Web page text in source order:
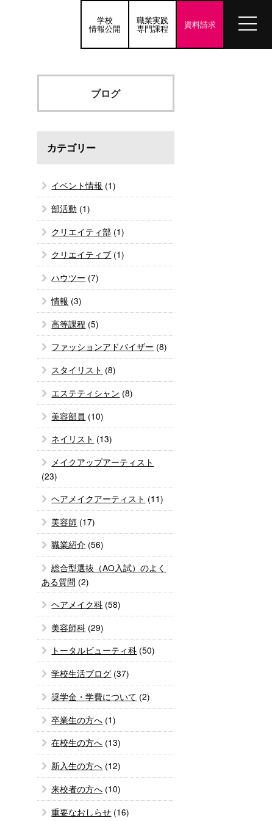
学校
情報公開
職業実践
専門課程 資料請求
ブログ
カテゴリー
イベント情報 (1)
部活動 (1)
クリエイティ部 (1)
クリエイティブ (1)
ハウツー (7)
情報 (3)
高等課程 (5)
ファッションアドバイザー (8)
スタイリスト (8)
エステティシャン (8)
美容部員 (10)
ネイリスト (13)
メイクアップアーティスト
(23)
ヘアメイクアーティスト (11)
美容師 (17)
職業紹介 (56)
総合型選抜（AO入試）のよく
ある質問 (2)
ヘアメイク科 (58)
美容師科 (29)
トータルビューティ科 (50)
学校生活ブログ (37)
奨学金・学費について (2)
卒業生の方へ (1)
在校生の方へ (13)
新入生の方へ (12)
来校者の方へ (10)
重要なおしらせ (16)